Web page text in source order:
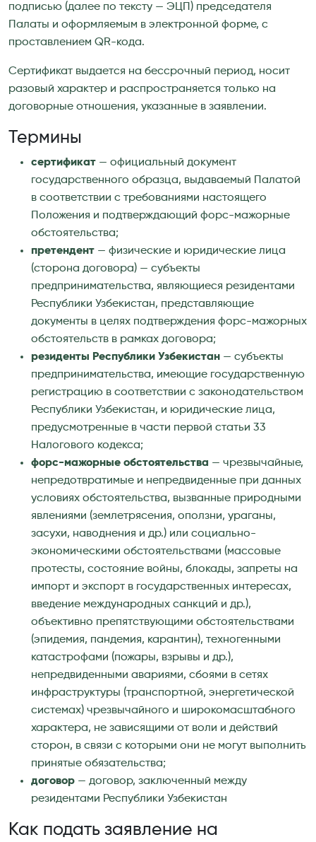
подписью (далее по тексту — ЭЦП) председателя
Палаты и оформляемым в электронной форме, с
проставлением QR-кода.
Сертификат выдается на бессрочный период, носит
разовый характер и распространяется только на
договорные отношения, указанные в заявлении.
Термины
сертификат — официальный документ
государственного образца, выдаваемый Палатой
в соответствии с требованиями настоящего
Положения и подтверждающий форс-мажорные
обстоятельства;
претендент — физические и юридические лица
(сторона договора) — субъекты
предпринимательства, являющиеся резидентами
Республики Узбекистан, представляющие
документы в целях подтверждения форс-мажорных
обстоятельств в рамках договора;
резиденты Республики Узбекистан — субъекты
предпринимательства, имеющие государственную
регистрацию в соответствии с законодательством
Республики Узбекистан, и юридические лица,
предусмотренные в части первой статьи 33
Налогового кодекса;
форс-мажорные обстоятельства — чрезвычайные,
непредотвратимые и непредвиденные при данных
условиях обстоятельства, вызванные природными
явлениями (землетрясения, оползни, ураганы,
засухи, наводнения и др.) или социально-
экономическими обстоятельствами (массовые
протесты, состояние войны, блокады, запреты на
импорт и экспорт в государственных интересах,
введение международных санкций и др.),
объективно препятствующими обстоятельствами
(эпидемия, пандемия, карантин), техногенными
катастрофами (пожары, взрывы и др.),
непредвиденными авариями, сбоями в сетях
инфраструктуры (транспортной, энергетической
системах) чрезвычайного и широкомасштабного
характера, не зависящими от воли и действий
сторон, в связи с которыми они не могут выполнить
принятые обязательства;
договор — договор, заключенный между
резидентами Республики Узбекистан
Как подать заявление на